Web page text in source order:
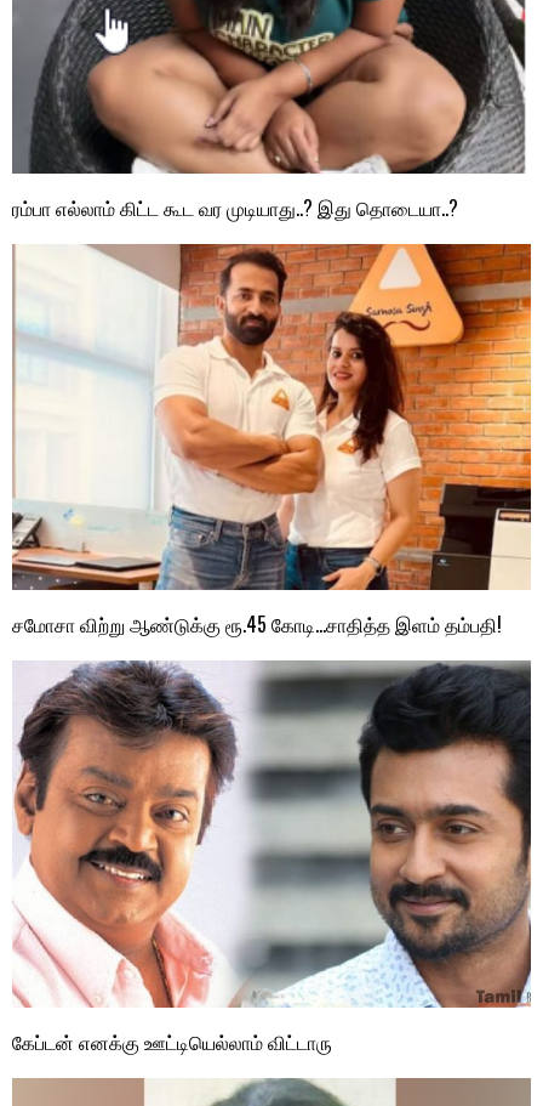
ரம்பா எல்லாம் கிட்ட கூட வர முடியாது..? இது தொடையா..?
சமோசா விற்று ஆண்டுக்கு ரூ.45 கோடி…சாதித்த இளம் தம்பதி!
கேப்டன் எனக்கு ஊட்டியெல்லாம் விட்டாரு